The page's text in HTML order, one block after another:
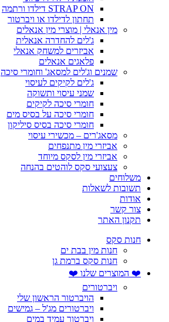
STRAP ON דילדו ורתמה
תחתון לדילדו או ויברטור
מין אנאלי | מוצרי מין אנאלים
ג'לים להחדרה אנאלית
אביזרים למשחק אנאלי
פלאגים אנאלים
שמנים וג'לים למסאג' וחומרי סיכה
ג'לים לקיקים לעיסוי
שמני עיסוי ותשוקה
חומרי סיכה לקיקים
חומרי סיכה על בסיס מים
חומרי סיכה בסיס סיליקון
מסאג'רים – מכשירי עיסוי
אביזרי מין מתנפחים
אביזרי מין לסקס מיוחד
צעצועי סקס לוהטים בהנחה
משלוחים
תשובות לשאלות
אודות
צור קשר
תקנון האתר
חנות סקס
חנות מין בבת ים
חנות סקס ברמת גן
❤️ המוצרים שלנו ❤️
ויברטורים
הויברטור הראשון שלי
ויברטורים מג'ל – גמישים
ויברטור עמיד במים